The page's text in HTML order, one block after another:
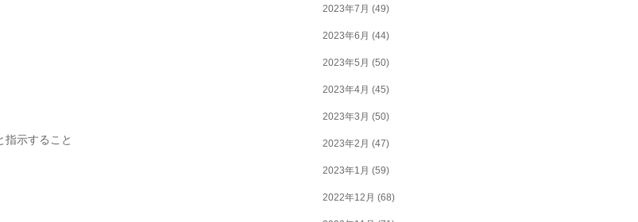
指示すること
2023年7月 (49)
2023年6月 (44)
2023年5月 (50)
2023年4月 (45)
2023年3月 (50)
2023年2月 (47)
2023年1月 (59)
2022年12月 (68)